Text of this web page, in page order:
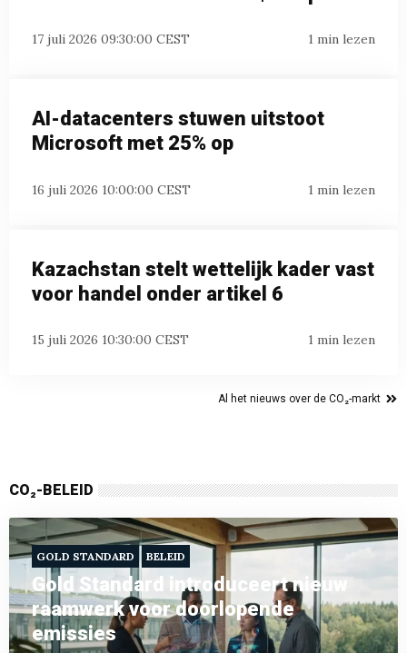
17 juli 2026 09:30:00 CEST 1 min lezen
AI-datacenters stuwen uitstoot
Microsoft met 25% op
16 juli 2026 10:00:00 CEST 1 min lezen
Kazachstan stelt wettelijk kader vast
voor handel onder artikel 6
15 juli 2026 10:30:00 CEST 1 min lezen
Al het nieuws over de CO₂-markt
CO₂-BELEID
GOLD STANDARD BELEID
Gold Standard introduceert nieuw
raamwerk voor doorlopende
emissies